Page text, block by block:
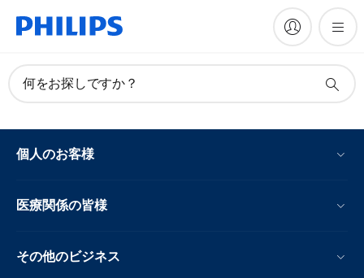
何をお探しですか？
個人のお客様
医療関係の皆様
その他のビジネス